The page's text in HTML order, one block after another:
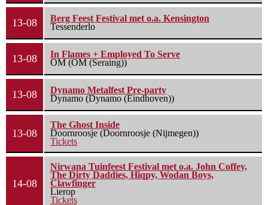
13-08
Berg Feest Festival met o.a. Kensington
Tessenderlo
13-08
In Flames + Employed To Serve
OM (OM (Seraing))
13-08
Dynamo Metalfest Pre-party
Dynamo (Dynamo (Eindhoven))
13-08
The Ghost Inside
Doornroosje (Doornroosje (Nijmegen))
Tickets
14-08
Nirwana Tuinfeest Festival met o.a. John Coffey,
The Dirty Daddies, Hiqpy, Wodan Boys,
Clawfinger
Lierop
Tickets